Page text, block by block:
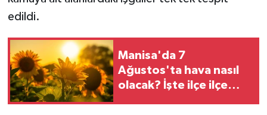
edildi.
Manisa'da 7
Ağustos'ta hava nasıl
olacak? İşte ilçe ilçe